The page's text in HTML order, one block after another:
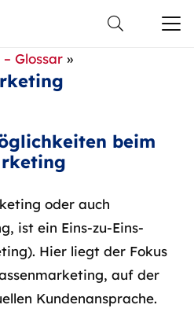
Glossar»
beim
oder auch
ist ein Eins-zu-Eins-
Hier liegt der Fokus
auf der
Kundenansprache.